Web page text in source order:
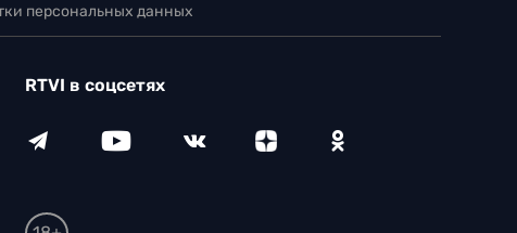
персональных данных
RTVI в соцсетях